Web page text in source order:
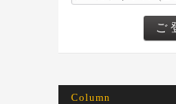
Column